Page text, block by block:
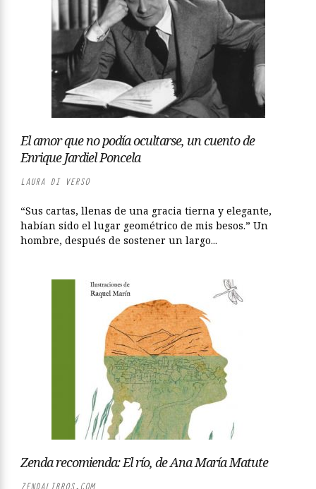
El amor que no podía ocultarse, un cuento de
Enrique Jardiel Poncela
LAURA DI VERSO
“Sus cartas, llenas de una gracia tierna y elegante,
habían sido el lugar geométrico de mis besos.” Un
hombre, después de sostener un largo...
Zenda recomienda: El río, de Ana María Matute
ZENDALIBROS.COM